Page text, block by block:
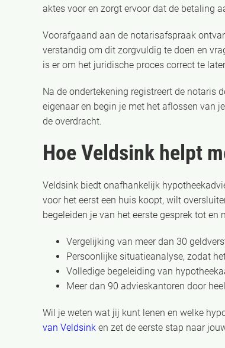
aktes voor en zorgt ervoor dat de betaling
Voorafgaand aan de notarisafspraak
verstandig om dit zorgvuldig te doen en
is er om het juridische proces correct te
Na de ondertekening registreert de notaris
eigenaar en begin je met het aflossen van
de overdracht.
Hoe Veldsink helpt
Veldsink biedt onafhankelijk
voor het eerst een huis koopt, wilt
begeleiden je van het eerste gesprek tot
Vergelijking van meer dan 30
Persoonlijke situatieanalyse, zodat
Volledige begeleiding van
Meer dan 90 advieskantoren door
Wil je weten wat jij kunt lenen en welke
van Veldsink en zet de eerste stap naar